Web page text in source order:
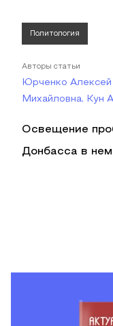
Политология
Авторы статьи
Юрченко Алексей
Михайловна, Кун
Освещение
Донбасса в